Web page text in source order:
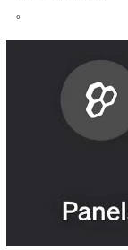
。